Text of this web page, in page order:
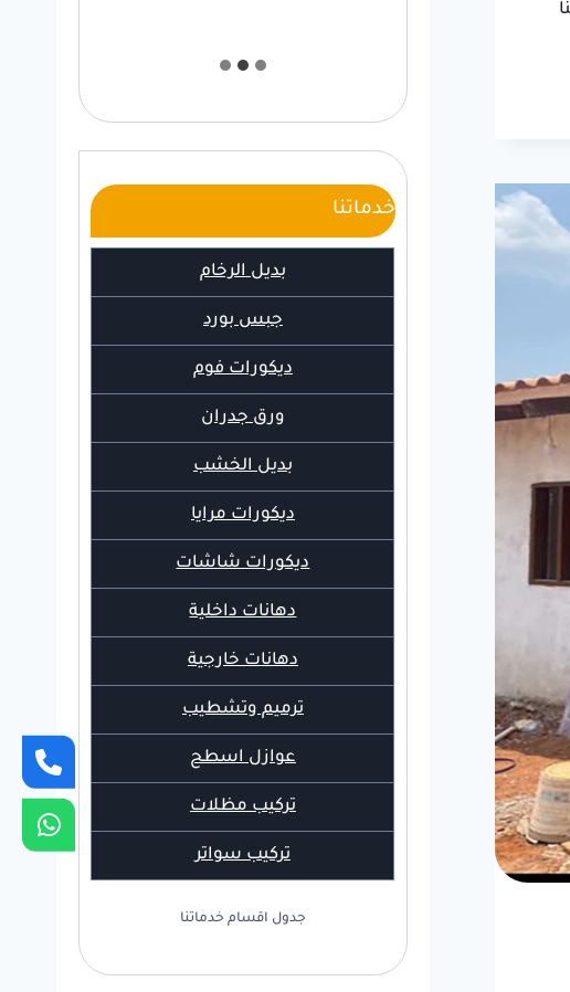
خدماتنا
بديل الرخام
جبس بورد
ديكورات فوم
ورق جدران
بديل الخشب
ديكورات مرايا
ديكورات شاشات
دهانات داخلية
دهانات خارجية
ترميم وتشطيب
عوازل اسطح
تركيب مظلات
تركيب سواتر
جدول اقسام خدماتنا